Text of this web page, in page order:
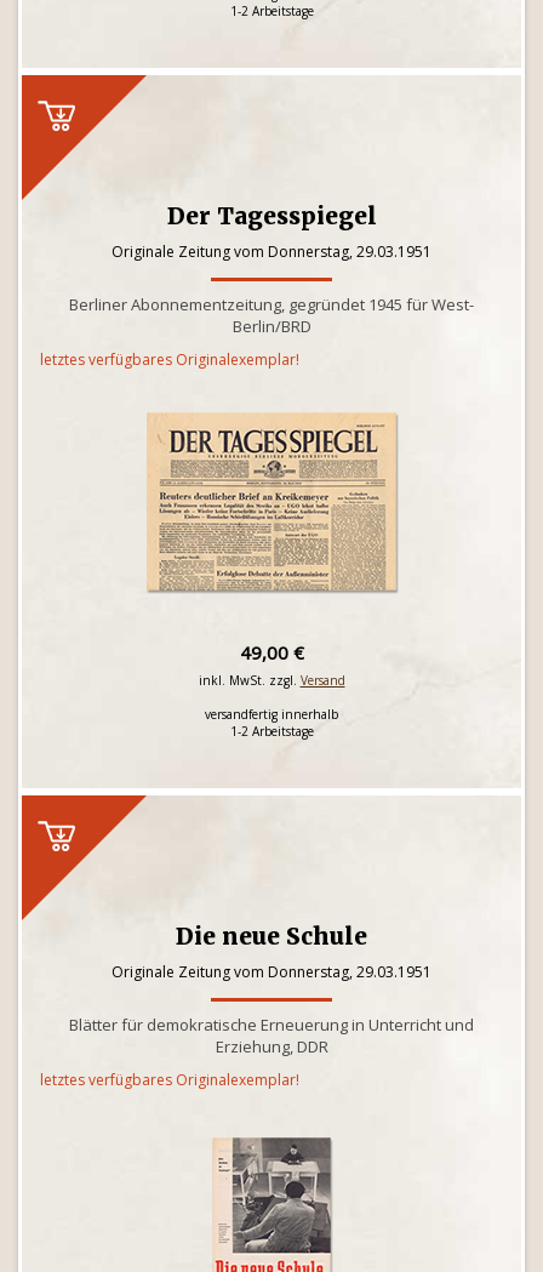
1-2 Arbeitstage
Der Tagesspiegel
Originale Zeitung vom Donnerstag, 29.03.1951
Berliner Abonnementzeitung, gegründet 1945 für West-
Berlin/BRD
letztes verfügbares Originalexemplar!
49,00 €
inkl. MwSt. zzgl. Versand
versandfertig innerhalb
1-2 Arbeitstage
Die neue Schule
Originale Zeitung vom Donnerstag, 29.03.1951
Blätter für demokratische Erneuerung in Unterricht und
Erziehung, DDR
letztes verfügbares Originalexemplar!